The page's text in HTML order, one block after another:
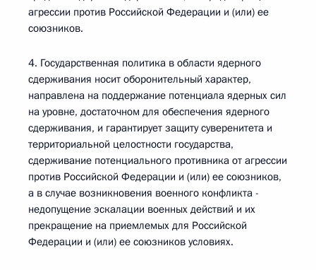
агрессии против Российской Федерации и (или) ее
союзников.
4. Государственная политика в области ядерного
сдерживания носит оборонительный характер,
направлена на поддержание потенциала ядерных сил
на уровне, достаточном для обеспечения ядерного
сдерживания, и гарантирует защиту суверенитета и
территориальной целостности государства,
сдерживание потенциального противника от агрессии
против Российской Федерации и (или) ее союзников,
а в случае возникновения военного конфликта -
недопущение эскалации военных действий и их
прекращение на приемлемых для Российской
Федерации и (или) ее союзников условиях.